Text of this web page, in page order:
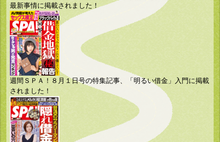
最新事情に掲載されました！
週間ＳＰＡ！８月１日号の特集記事、「明るい借金」入門に掲載
されました！